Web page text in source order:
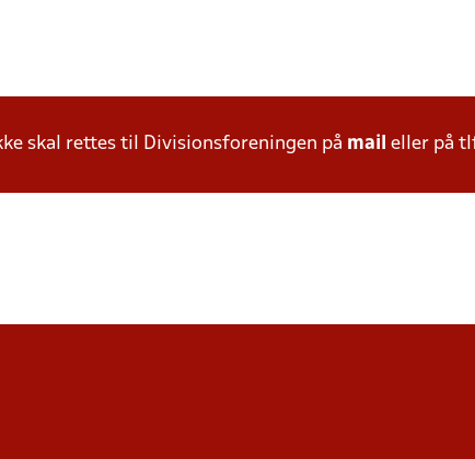
skal rettes til Divisionsforeningen på mail eller på